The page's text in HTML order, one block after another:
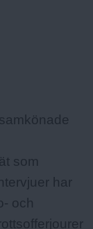
som
har
och